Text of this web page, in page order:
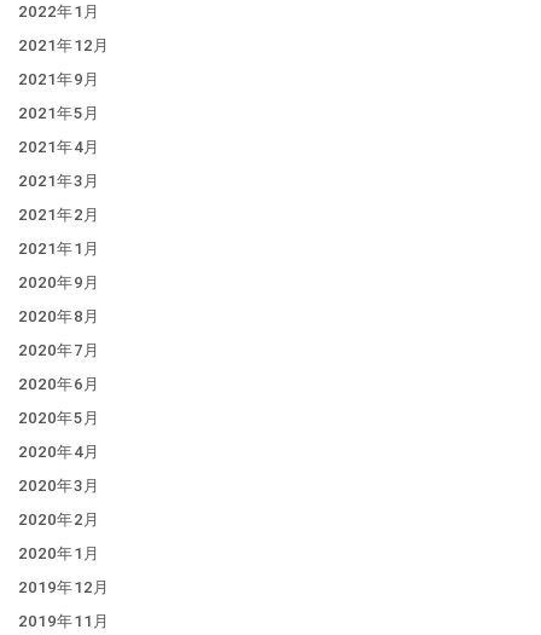
2022年1月
2021年12月
2021年9月
2021年5月
2021年4月
2021年3月
2021年2月
2021年1月
2020年9月
2020年8月
2020年7月
2020年6月
2020年5月
2020年4月
2020年3月
2020年2月
2020年1月
2019年12月
2019年11月